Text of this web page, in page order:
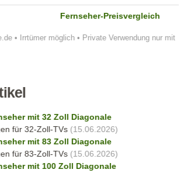
• Irrtümer möglich • Private Verwendung nur mit
Fernseher-Preisvergleich
mit 32 Zoll Diagonale
für 32-Zoll-TVs(15.06.2026)
mit 83 Zoll Diagonale
für 83-Zoll-TVs(15.06.2026)
mit 100 Zoll Diagonale